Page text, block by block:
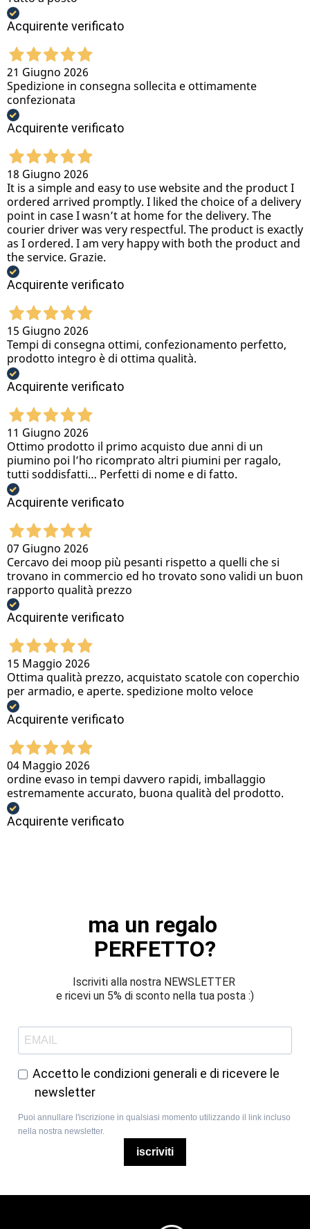
Acquirente verificato
21 Giugno 2026
Spedizione in consegna sollecita e ottimamente
confezionata
Acquirente verificato
18 Giugno 2026
It is a simple and easy to use website and the product I
ordered arrived promptly. I liked the choice of a delivery
point in case I wasn’t at home for the delivery. The
courier driver was very respectful. The product is exactly
as I ordered. I am very happy with both the product and
the service. Grazie.
Acquirente verificato
15 Giugno 2026
Tempi di consegna ottimi, confezionamento perfetto,
prodotto integro è di ottima qualità.
Acquirente verificato
11 Giugno 2026
Ottimo prodotto il primo acquisto due anni di un
piumino poi l’ho ricomprato altri piumini per ragalo,
tutti soddisfatti… Perfetti di nome e di fatto.
Acquirente verificato
07 Giugno 2026
Cercavo dei moop più pesanti rispetto a quelli che si
trovano in commercio ed ho trovato sono validi un buon
rapporto qualità prezzo
Acquirente verificato
15 Maggio 2026
Ottima qualità prezzo, acquistato scatole con coperchio
per armadio, e aperte. spedizione molto veloce
Acquirente verificato
04 Maggio 2026
ordine evaso in tempi davvero rapidi, imballaggio
estremamente accurato, buona qualità del prodotto.
Acquirente verificato
ma un regalo
PERFETTO?
Iscriviti alla nostra NEWSLETTER
e ricevi un 5% di sconto nella tua posta :)
Accetto le condizioni generali e di ricevere le
newsletter
Puoi annullare l'iscrizione in qualsiasi momento utilizzando il link incluso
nella nostra newsletter.
iscriviti